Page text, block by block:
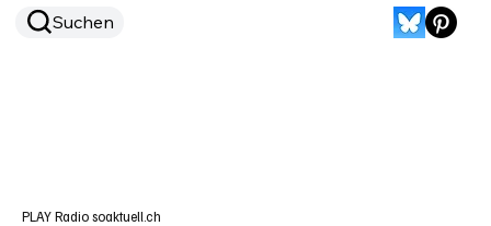
Suchen
PLAY Radio soaktuell.ch